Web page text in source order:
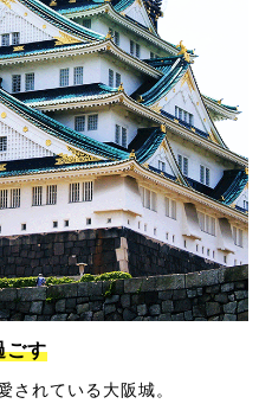
ごす
されている大阪城。